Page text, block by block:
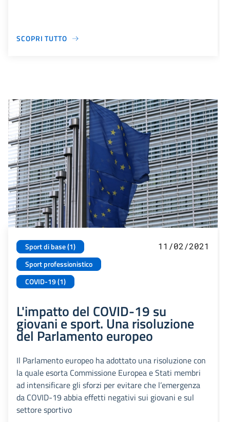
SCOPRI TUTTO
Sport di base (1)
Sport professionistico
COVID-19 (1)
11/02/2021
L'impatto del COVID-19 su
giovani e sport. Una risoluzione
del Parlamento europeo
Il Parlamento europeo ha adottato una risoluzione con
la quale esorta Commissione Europea e Stati membri
ad intensificare gli sforzi per evitare che l’emergenza
da COVID-19 abbia effetti negativi sui giovani e sul
settore sportivo